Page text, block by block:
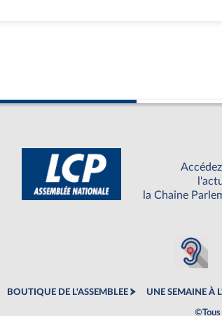
la Chaine
BOUTIQUE DE L'ASSEMBLEE UNE SEMAINE À
©Tous